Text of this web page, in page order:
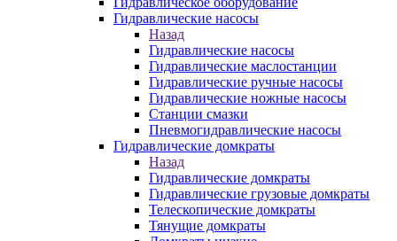
Гидравлические насосы
Назад
Гидравлические насосы
Гидравлические маслостанции
Гидравлические ручные насосы
Гидравлические ножные насосы
Станции смазки
Пневмогидравлические насосы
Гидравлические домкраты
Назад
Гидравлические домкраты
Гидравлические грузовые домкраты
Телескопические домкраты
Тянущие домкраты